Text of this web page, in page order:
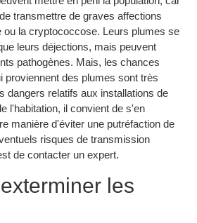
transmettre de graves affections
la cryptococcose. Leurs plumes se
leurs déjections, mais peuvent
pathogènes. Mais, les chances
proviennent des plumes sont très
dangers relatifs aux installations de
l'habitation, il convient de s'en
manière d'éviter une putréfaction de
risques de transmission
de contacter un expert.
les